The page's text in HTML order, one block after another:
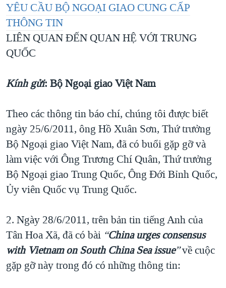
YÊU CẦU BỘ NGOẠI GIAO CUNG CẤP
THÔNG TIN
LIÊN QUAN ĐẾN QUAN HỆ VỚI TRUNG
QUỐC
Kính gửi: Bộ Ngoại giao Việt Nam
Theo các thông tin báo chí, chúng tôi được biết
ngày 25/6/2011, ông Hồ Xuân Sơn, Thứ trưởng
Bộ Ngoại giao Việt Nam, đã có buổi gặp gỡ và
làm việc với Ông Trương Chí Quân, Thứ trưởng
Bộ Ngoại giao Trung Quốc, Ông Đới Bỉnh Quốc,
Ủy viên Quốc vụ Trung Quốc.
2. Ngày 28/6/2011, trên bản tin tiếng Anh của
Tân Hoa Xã, đã có bài “China urges consensus
with Vietnam on South China Sea issue”về cuộc
gặp gỡ này trong đó có những thông tin: